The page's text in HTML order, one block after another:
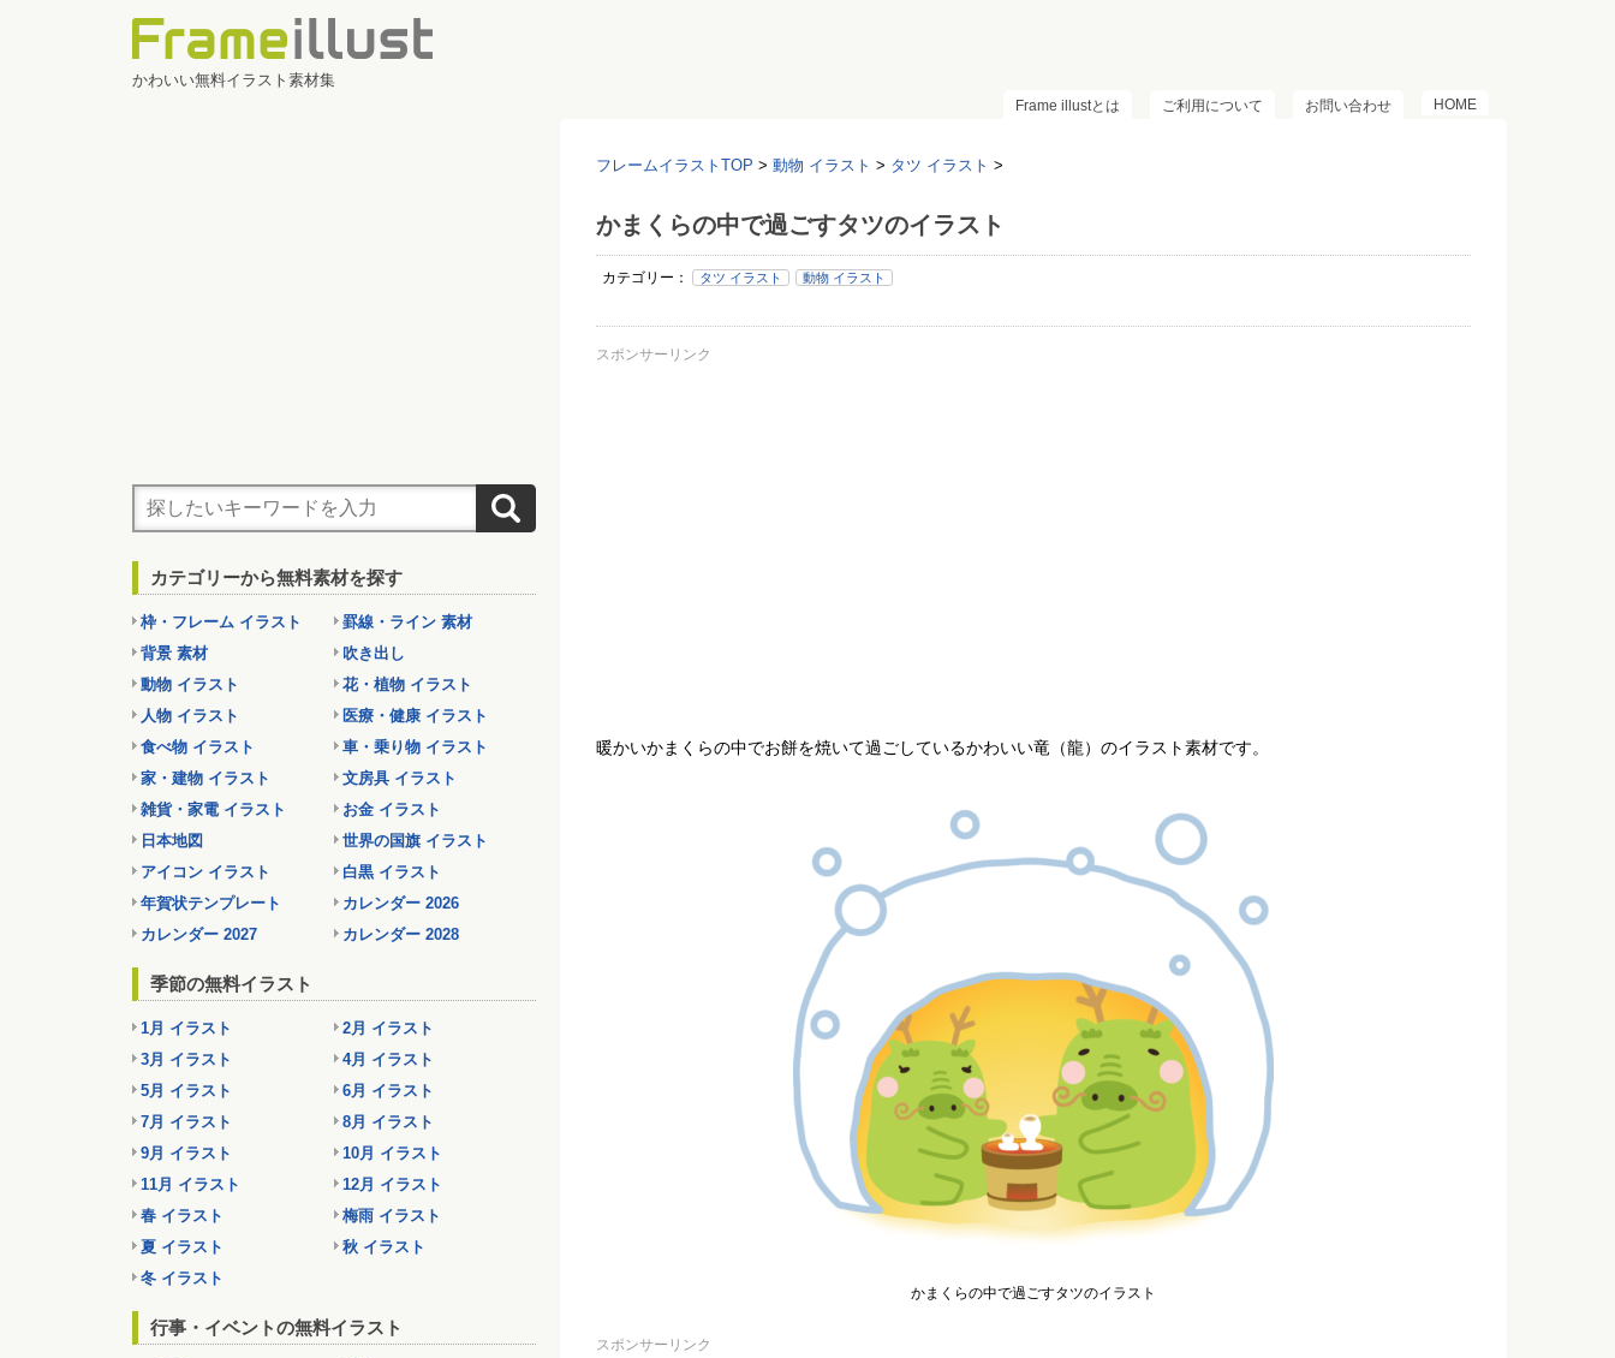
かわいい無料イラスト素材集
HOME
お問い合わせ
ご利用について
Frame illustとは
フレームイラストTOP > 動物 イラスト > タツ イラスト >
かまくらの中で過ごすタツのイラスト
カテゴリー： タツ イラスト 動物 イラスト
スポンサーリンク
暖かいかまくらの中でお餅を焼いて過ごしているかわいい竜（龍）のイラスト素材です。
かまくらの中で過ごすタツのイラスト
スポンサーリンク
カテゴリーから無料素材を探す
枠・フレーム イラスト
罫線・ライン 素材
背景 素材
吹き出し
動物 イラスト
花・植物 イラスト
人物 イラスト
医療・健康 イラスト
食べ物 イラスト
車・乗り物 イラスト
家・建物 イラスト
文房具 イラスト
雑貨・家電 イラスト
お金 イラスト
日本地図
世界の国旗 イラスト
アイコン イラスト
白黒 イラスト
年賀状テンプレート
カレンダー 2026
カレンダー 2027
カレンダー 2028
季節の無料イラスト
1月 イラスト
2月 イラスト
3月 イラスト
4月 イラスト
5月 イラスト
6月 イラスト
7月 イラスト
8月 イラスト
9月 イラスト
10月 イラスト
11月 イラスト
12月 イラスト
春 イラスト
梅雨 イラスト
夏 イラスト
秋 イラスト
冬 イラスト
行事・イベントの無料イラスト